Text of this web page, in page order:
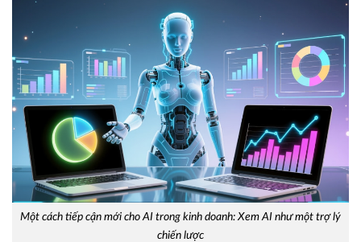
Một cách tiếp cận mới cho AI trong kinh doanh: Xem AI như một trợ lý
chiến lược